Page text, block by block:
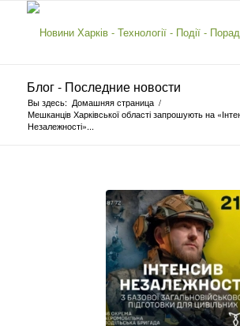
Блог - Последние новости
Вы здесь: Домашняя страница /
Мешканців Харківської області запрошують на
Незалежності»...